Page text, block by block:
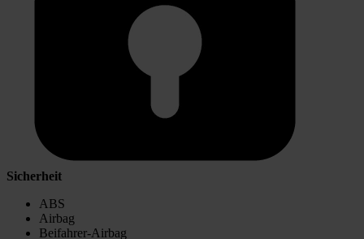
Sicherheit
ABS
Airbag
Beifahrer-Airbag